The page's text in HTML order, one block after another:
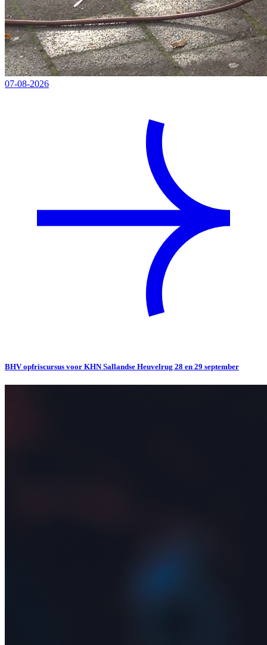
07-08-2026
BHV opfriscursus voor KHN Sallandse Heuvelrug 28 en 29 september